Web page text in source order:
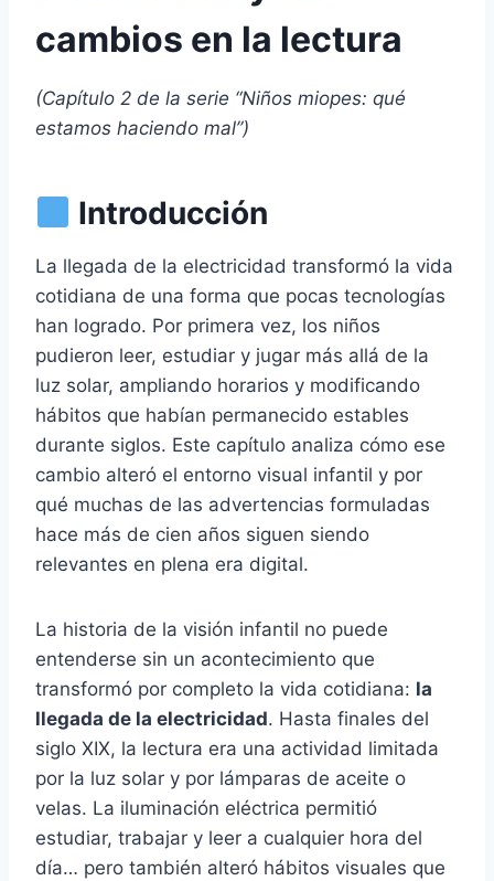
cambios en la lectura
(Capítulo 2 de la serie “Niños miopes: qué
estamos haciendo mal”)
Introducción
La llegada de la electricidad transformó la vida
cotidiana de una forma que pocas tecnologías
han logrado. Por primera vez, los niños
pudieron leer, estudiar y jugar más allá de la
luz solar, ampliando horarios y modificando
hábitos que habían permanecido estables
durante siglos. Este capítulo analiza cómo ese
cambio alteró el entorno visual infantil y por
qué muchas de las advertencias formuladas
hace más de cien años siguen siendo
relevantes en plena era digital.
La historia de la visión infantil no puede
entenderse sin un acontecimiento que
transformó por completo la vida cotidiana: la
llegada de la electricidad. Hasta finales del
siglo XIX, la lectura era una actividad limitada
por la luz solar y por lámparas de aceite o
velas. La iluminación eléctrica permitió
estudiar, trabajar y leer a cualquier hora del
día… pero también alteró hábitos visuales que